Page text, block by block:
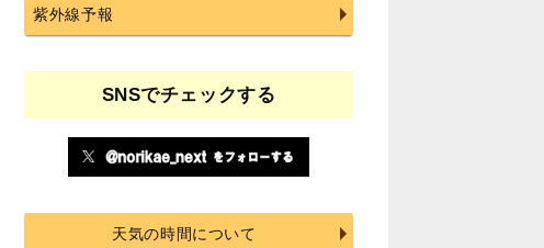
紫外線予報
SNSでチェックする
天気の時間について